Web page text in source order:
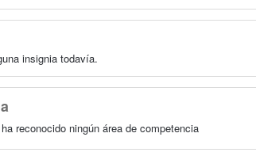
insignia todavía.
reconocido ningún área de competencia